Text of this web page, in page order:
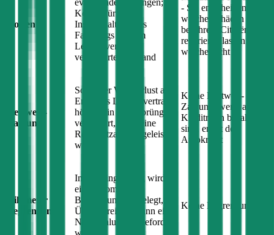
Kosten
evtl. Sonderzahlungen;
Kosten für die
Instandhaltung des
Fahrzeugs zum im
Leasingvertrag
vereinbarten Zustand
- Sie entscheiden,
welche Schäden Sie
bei Ihrem
Citroën
reparieren lassen und
welche nicht
Restwert-
Zahlung
Sollte der Wertverlust am
Ende des Leasingvertrags
höher sein als ursprünglich
vereinbart, muss eine
Restwertzahlung geleistet
werden
Keine Restwert-
Zahlung, wenn alle
Kreditraten bezahlt
sind, endet der
Autokredit
Kilometer
Begrenzung
Im Leasingvertrag wird
eine Kilometer
Begrenzung festgelegt, bei
Überschreitung kann eine
Nachzahlung eingefordert
Keine Begrenzung